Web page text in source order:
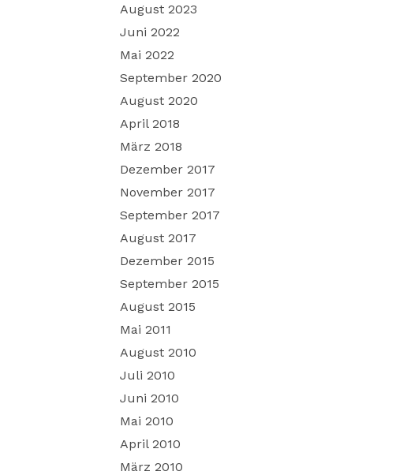
August 2023
Juni 2022
Mai 2022
September 2020
August 2020
April 2018
März 2018
Dezember 2017
November 2017
September 2017
August 2017
Dezember 2015
September 2015
August 2015
Mai 2011
August 2010
Juli 2010
Juni 2010
Mai 2010
April 2010
März 2010